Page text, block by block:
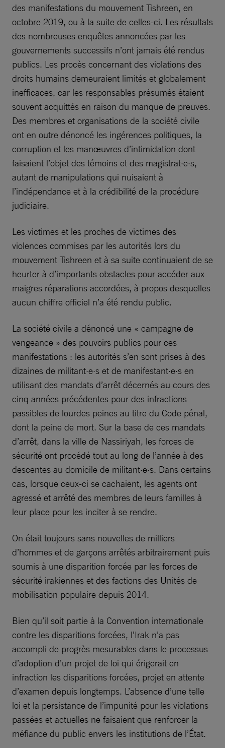
des manifestations du mouvement Tishreen, en
octobre 2019, ou à la suite de celles-ci. Les résultats
des nombreuses enquêtes annoncées par les
gouvernements successifs n’ont jamais été rendus
publics. Les procès concernant des violations des
droits humains demeuraient limités et globalement
inefficaces, car les responsables présumés étaient
souvent acquittés en raison du manque de preuves.
Des membres et organisations de la société civile
ont en outre dénoncé les ingérences politiques, la
corruption et les manœuvres d’intimidation dont
faisaient l’objet des témoins et des magistrat·e·s,
autant de manipulations qui nuisaient à
l’indépendance et à la crédibilité de la procédure
judiciaire.
Les victimes et les proches de victimes des
violences commises par les autorités lors du
mouvement Tishreen et à sa suite continuaient de se
heurter à d’importants obstacles pour accéder aux
maigres réparations accordées, à propos desquelles
aucun chiffre officiel n’a été rendu public.
La société civile a dénoncé une « campagne de
vengeance » des pouvoirs publics pour ces
manifestations : les autorités s’en sont prises à des
dizaines de militant·e·s et de manifestant·e·s en
utilisant des mandats d’arrêt décernés au cours des
cinq années précédentes pour des infractions
passibles de lourdes peines au titre du Code pénal,
dont la peine de mort. Sur la base de ces mandats
d’arrêt, dans la ville de Nassiriyah, les forces de
sécurité ont procédé tout au long de l’année à des
descentes au domicile de militant·e·s. Dans certains
cas, lorsque ceux-ci se cachaient, les agents ont
agressé et arrêté des membres de leurs familles à
leur place pour les inciter à se rendre.
On était toujours sans nouvelles de milliers
d’hommes et de garçons arrêtés arbitrairement puis
soumis à une disparition forcée par les forces de
sécurité irakiennes et des factions des Unités de
mobilisation populaire depuis 2014.
Bien qu’il soit partie à la Convention internationale
contre les disparitions forcées, l’Irak n’a pas
accompli de progrès mesurables dans le processus
d’adoption d’un projet de loi qui érigerait en
infraction les disparitions forcées, projet en attente
d’examen depuis longtemps. L’absence d’une telle
loi et la persistance de l’impunité pour les violations
passées et actuelles ne faisaient que renforcer la
méfiance du public envers les institutions de l’État.